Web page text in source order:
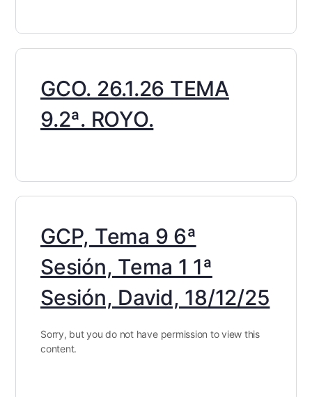
GCO. 26.1.26 TEMA
9.2ª. ROYO.
GCP, Tema 9 6ª
Sesión, Tema 1 1ª
Sesión, David, 18/12/25
Sorry, but you do not have permission to view this
content.